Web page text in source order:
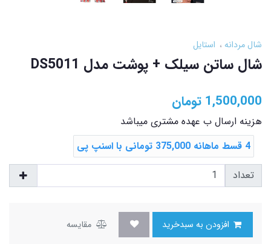
شال مردانه استایل
شال ساتن سیلک + پوشت مدل DS5011
1,500,000 تومان
هزینه ارسال ب عهده مشتری میباشد
4 قسط ماهانه 375,000 تومانی با اسنپ ‌پی
تعداد
مقایسه